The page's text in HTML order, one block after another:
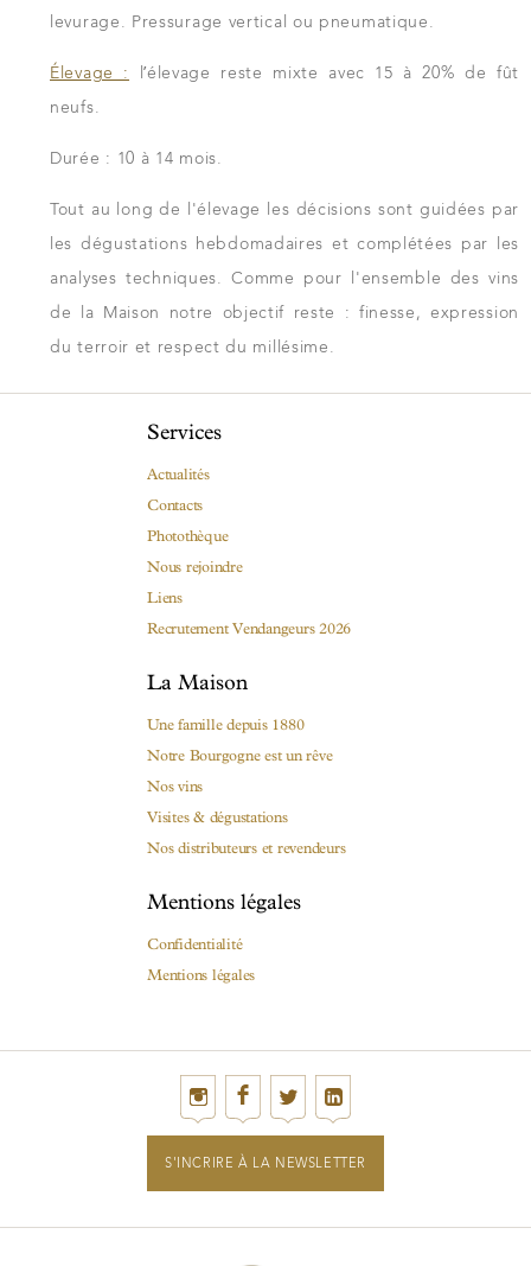
levurage. Pressurage vertical ou pneumatique.
Élevage :
l’élevage reste mixte avec 15 à 20% de fût
neufs.
Durée : 10 à 14 mois.
Tout au long de l'élevage les décisions sont guidées par
les dégustations hebdomadaires et complétées par les
analyses techniques. Comme pour l'ensemble des vins
de la Maison notre objectif reste : finesse, expression
du terroir et respect du millésime.
Services
Actualités
Contacts
Photothèque
Nous rejoindre
Liens
Recrutement Vendangeurs 2026
La Maison
Une famille depuis 1880
Notre Bourgogne est un rêve
Nos vins
Visites & dégustations
Nos distributeurs et revendeurs
Mentions légales
Confidentialité
Mentions légales
S'INCRIRE À LA NEWSLETTER